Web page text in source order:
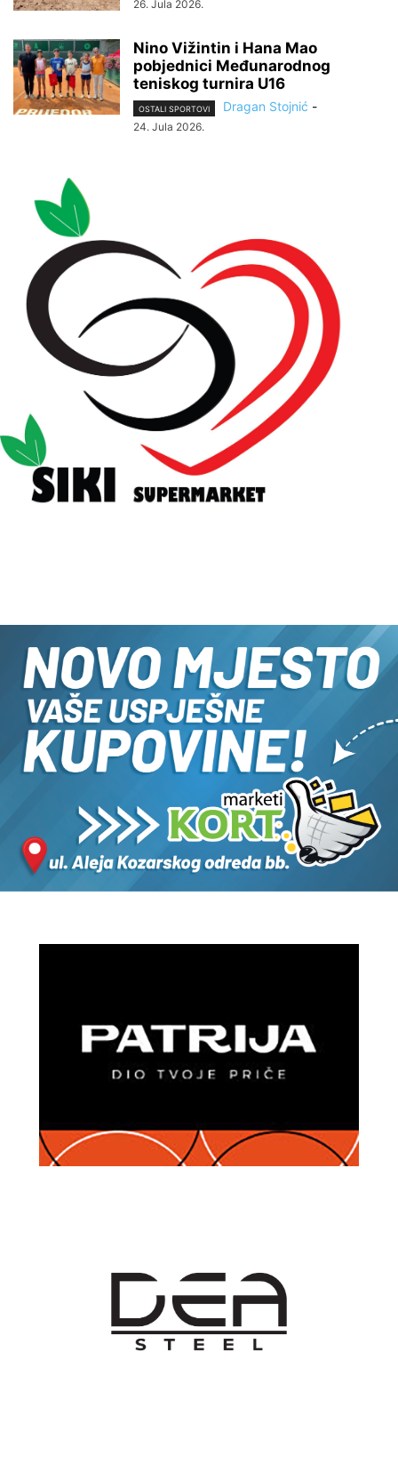
26. Jula 2026.
Nino Vižintin i Hana Mao
pobjednici Međunarodnog
teniskog turnira U16
OSTALI SPORTOVI Dragan Stojnić -
24. Jula 2026.